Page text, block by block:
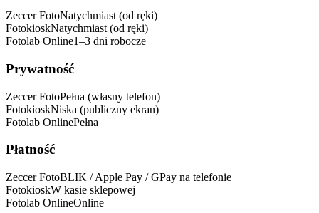
Zeccer FotoNatychmiast (od ręki)
FotokioskNatychmiast (od ręki)
Fotolab Online1–3 dni robocze
Prywatność
Zeccer FotoPełna (własny telefon)
FotokioskNiska (publiczny ekran)
Fotolab OnlinePełna
Płatność
Zeccer FotoBLIK / Apple Pay / GPay na telefonie
FotokioskW kasie sklepowej
Fotolab OnlineOnline